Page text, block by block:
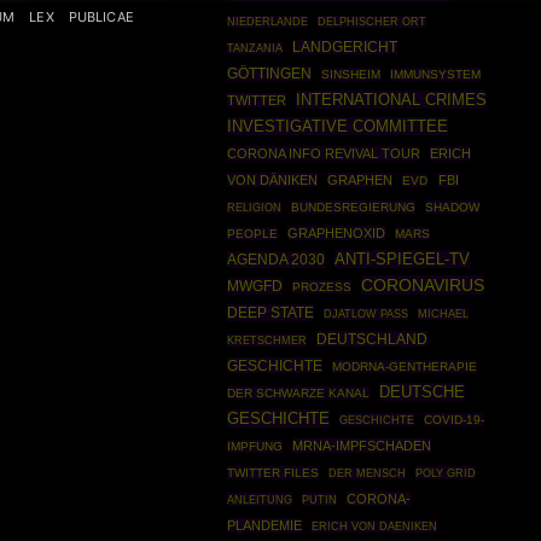
LEX
PUBLICAE
NIEDERLANDE DELPHISCHER ORT
TANZANIA
LANDGERICHT
GÖTTINGEN
SINSHEIM IMMUNSYSTEM
TWITTER
INTERNATIONAL CRIMES
INVESTIGATIVE COMMITTEE
CORONA INFO REVIVAL TOUR
ERICH
VON DÄNIKEN
GRAPHEN EVD FBI
RELIGION BUNDESREGIERUNG
SHADOW
PEOPLE
GRAPHENOXID MARS
AGENDA 2030 ANTI-SPIEGEL-TV
MWGFD PROZESS CORONAVIRUS
DEEP STATE DJATLOW PASS MICHAEL
KRETSCHMER
DEUTSCHLAND
GESCHICHTE
MODRNA-GENTHERAPIE
DER SCHWARZE KANAL
DEUTSCHE
GESCHICHTE
GESCHICHTE
COVID-19-
IMPFUNG
MRNA-IMPFSCHADEN
TWITTER FILES DER MENSCH
POLY GRID
ANLEITUNG
PUTIN
CORONA-
PLANDEMIE
ERICH VON DAENIKEN